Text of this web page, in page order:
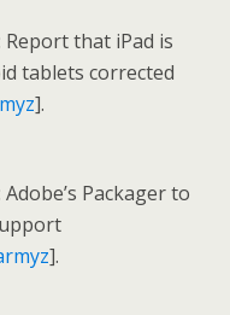
Report that iPad is
tablets corrected
].
Adobe’s Packager to
].